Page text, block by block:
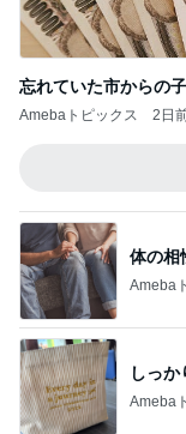
忘れていた市からの
Amebaトピックス 2日
体の相
Ameba
しっ
Ameba